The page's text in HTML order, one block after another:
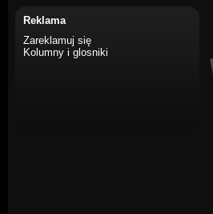
Reklama
Zareklamuj się
Kolumny i glosniki